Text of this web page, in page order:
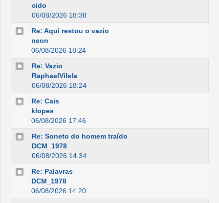
cido
06/08/2026 18:38
Re: Aqui restou o vazio
neon
06/08/2026 18:24
Re: Vazio
RaphaelVilela
06/08/2026 18:24
Re: Cais
klopes
06/08/2026 17:46
Re: Soneto do homem traído
DCM_1978
06/08/2026 14:34
Re: Palavras
DCM_1978
06/08/2026 14:20